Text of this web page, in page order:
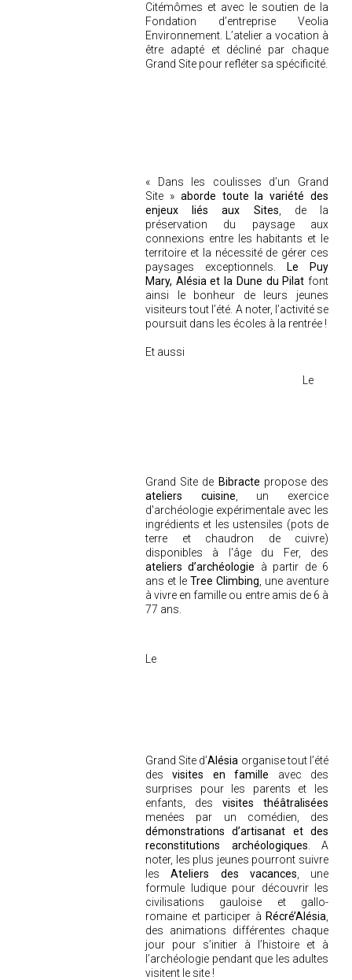
Citémômes et avec le soutien de la
Fondation d’entreprise Veolia
Environnement. L’atelier a vocation à
être adapté et décliné par chaque
Grand Site pour refléter sa spécificité.
« Dans les coulisses d’un Grand
Site » aborde toute la variété des
enjeux liés aux Sites , de la
préservation du paysage aux
connexions entre les habitants et le
territoire et la nécessité de gérer ces
paysages exceptionnels.
Le Puy
Mary, Alésia et la Dune du Pilat font
ainsi le bonheur de leurs jeunes
visiteurs tout l’été. A noter, l’activité se
poursuit dans les écoles à la rentrée !
Et aussi
Le
Grand Site de Bibracte propose des
ateliers cuisine , un exercice
d'archéologie expérimentale avec les
ingrédients et les ustensiles (pots de
terre et chaudron de cuivre)
disponibles à l'âge du Fer, des
ateliers d’archéologie à partir de 6
ans et le Tree Climbing , une aventure
à vivre en famille ou entre amis de 6 à
77 ans.
Le
Grand Site d’Alésia organise tout l’été
desvisites en famille avec des
surprises pour les parents et les
enfants, des visites théâtralisées
menées par un comédien, des
démonstrations d’artisanat et des
reconstitutions archéologiques . A
noter, les plus jeunes pourront suivre
lesAteliers des vacances , une
formule ludique pour découvrir les
civilisations gauloise et gallo-
romaine et participer à Récré’Alésia
des animations différentes chaque
jour pour s’initier à l’histoire et à
l’archéologie pendant que les adultes
visitent le site !